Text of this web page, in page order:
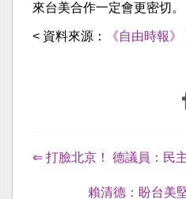
來台美合作一定會更密切。
< 資料來源： 《自由時報》
⇐ 打臉北京！ 德議員：民
賴清德：盼台美